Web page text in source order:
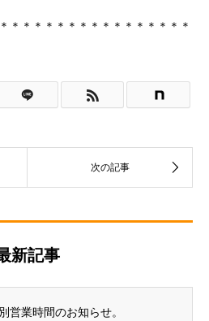
＊＊＊＊＊＊＊＊＊＊＊＊＊＊＊＊
新記事
営業時間のお知らせ。